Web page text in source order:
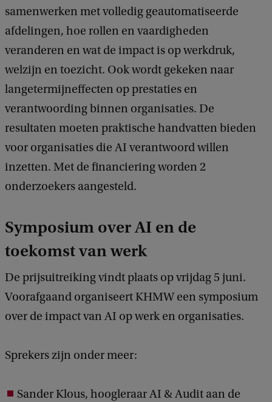
samenwerken met volledig geautomatiseerde
afdelingen, hoe rollen en vaardigheden
veranderen en wat de impact is op werkdruk,
welzijn en toezicht. Ook wordt gekeken naar
langetermijneffecten op prestaties en
verantwoording binnen organisaties. De
resultaten moeten praktische handvatten bieden
voor organisaties die AI verantwoord willen
inzetten. Met de financiering worden 2
onderzoekers aangesteld.
Symposium over AI en de
toekomst van werk
De prijsuitreiking vindt plaats op vrijdag 5 juni.
Voorafgaand organiseert KHMW een symposium
over de impact van AI op werk en organisaties.
Sprekers zijn onder meer:
Sander Klous, hoogleraar AI & Audit aan de